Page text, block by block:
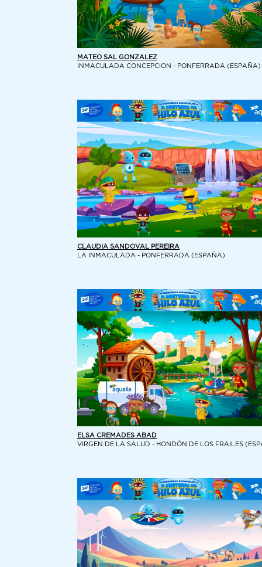
MATEO SAL GONZALEZ
INMACULADA CONCEPCION - PONFERRADA (ESPAÑA)
CLAUDIA SANDOVAL PEREIRA
LA INMACULADA - PONFERRADA (ESPAÑA)
ELSA CREMADES ABAD
VIRGEN DE LA SALUD - HONDÓN DE LOS FRAILES